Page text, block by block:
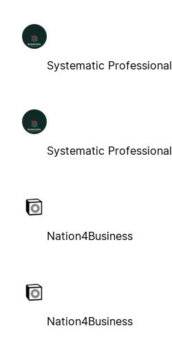
Systematic Professional
Systematic Professional
Nation4Business
Nation4Business